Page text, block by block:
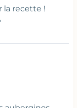
la recette !